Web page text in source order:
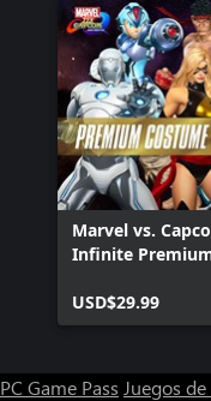
Marvel vs.
Infinite
USD$29.99
PC Game Pass Juegos